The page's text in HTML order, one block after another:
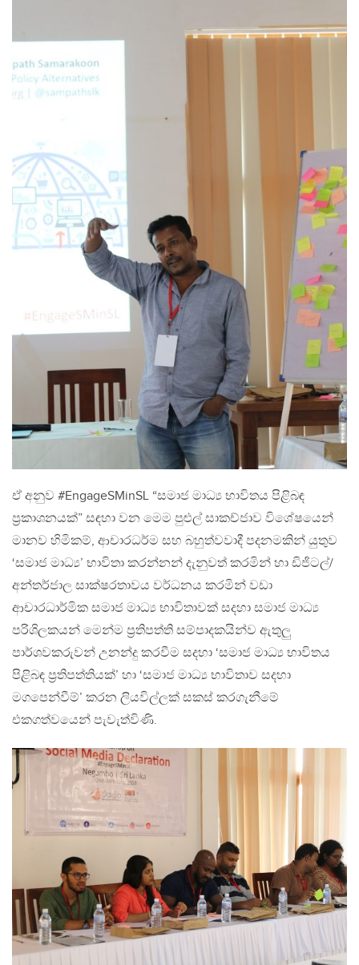
ඒ අනුව #EngageSMinSL “සමාජ මාධ්‍ය භාවිතය පිළිබඳ
ප්‍රකාශනයක්” සඳහා වන මෙම පුළුල් සාකච්ජාව විශේෂයෙන්
මානව හිමිකම්, ආචාරධර්ම සහ බහුත්වවාදී පදනමකින් යුතුව
‘සමාජ මාධ්‍ය’ භාවිතා කරන්නන් දැනුවත් කරමින් හා ඩිජිටල්/
අන්තර්ජාල සාක්ෂරතාවය වර්ධනය කරමින් වඩා
ආචාරධාර්මික සමාජ මාධ්‍ය භාවිතාවක් සදහා සමාජ මාධ්‍ය
පරිශිලකයන් මෙන්ම ප්‍රතිපත්ති සම්පාදකයින්ව ඇතුලු
පාර්ශවකරුවන් උනන්දු කරවීම සදහා ‘සමාජ මාධ්‍ය භාවිතය
පිළිබඳ ප්‍රතිපත්තියක්’ හා ‘සමාජ මාධ්‍ය භාවිතාව සදහා
මගපෙන්වීම්’ කරන ලියවිල්ලක් සකස් කරගැනීමේ
එකගත්වයෙන් පැවැත්විණි.